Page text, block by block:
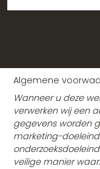
Algemene
Wanneer u deze
verwerken wij een
gegevens worden
marketing-
veilige manier